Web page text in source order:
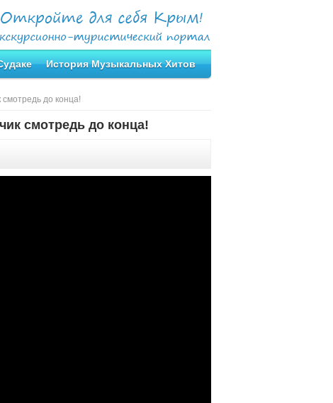
История Музыкальных Хитов
до конца!
смотредь до конца!